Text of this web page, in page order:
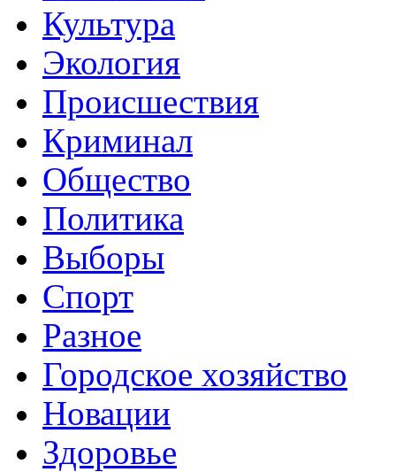
Культура
Экология
Происшествия
Криминал
Общество
Политика
Выборы
Спорт
Разное
Городское хозяйство
Новации
Здоровье